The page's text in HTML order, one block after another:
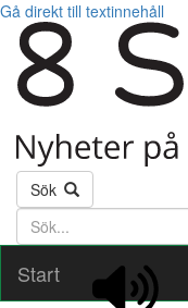
Gå direkt till textinnehåll
Sök
Söktext
Start